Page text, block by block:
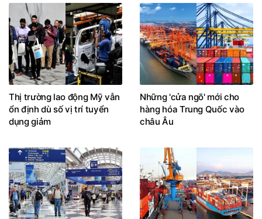
Thị trường lao động Mỹ vẫn
ổn định dù số vị trí tuyển
dụng giảm
Những 'cửa ngõ' mới cho
hàng hóa Trung Quốc vào
châu Âu